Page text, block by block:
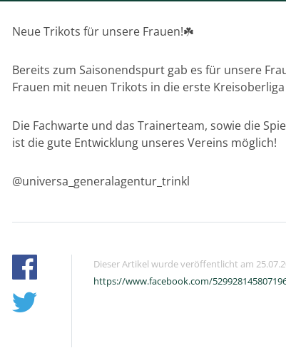
Neue Trikots für unsere Frauen!☘️
Bereits zum Saisonendspurt gab es für unsere
Frauen mit neuen Trikots in die erste Kreisoberliga
Die Fachwarte und das Trainerteam, sowie die
ist die gute Entwicklung unseres Vereins möglich!
@universa_generalagentur_trinkl
Dieser Artikel wurde veröffentlicht am
https://www.facebook.com/